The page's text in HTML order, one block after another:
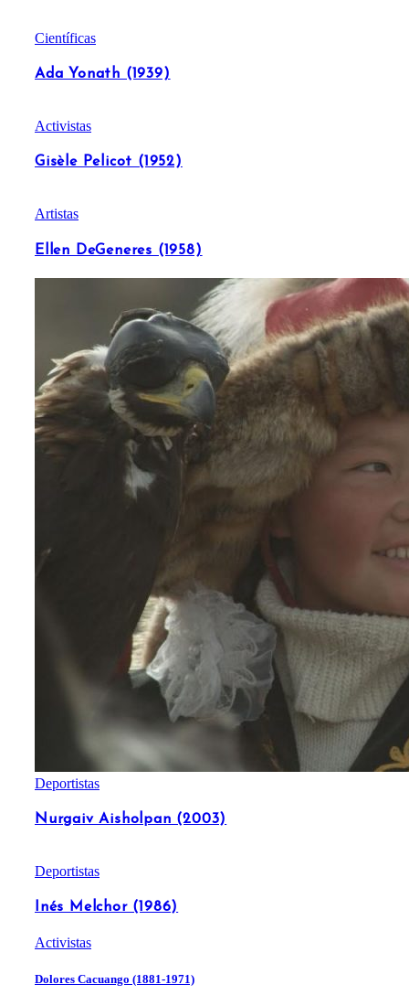
Científicas
Ada Yonath (1939)
Activistas
Gisèle Pelicot (1952)
Artistas
Ellen DeGeneres (1958)
Deportistas
Nurgaiv Aisholpan (2003)
Deportistas
Inés Melchor (1986)
Activistas
Dolores Cacuango (1881-1971)